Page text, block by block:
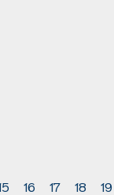
16 17 18 19